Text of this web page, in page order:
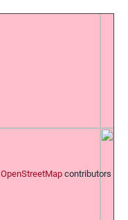
OpenStreetMap contributors